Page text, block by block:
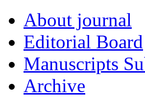
About journal
Editorial Board
Manuscripts
Archive